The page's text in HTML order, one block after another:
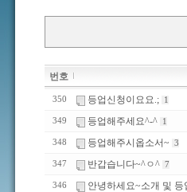
번호
350 등업신청이요요.; 1
349 등업해주세요^-^ 1
348 등업해주시옵소서~ 3
347 반갑습니다~^ㅇ^ 7
346 안녕하세요~소개 및